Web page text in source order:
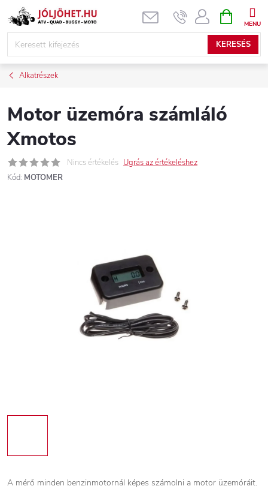
Ugrás
KERESÉS
KOSÁR
Alkatrészek
Motor üzemóra számláló
Xmotos
Nincs értékelés Ugrás az értékeléshez
Kód: MOTOMER
A mérő minden benzinmotornál képes számolni a motor üzemóráit.